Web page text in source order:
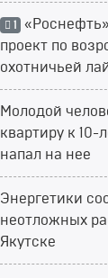
1
проект по
охотничьей
Молодой
квартиру к 10-
напал на нее
Энергетики
неотложных
Якутске